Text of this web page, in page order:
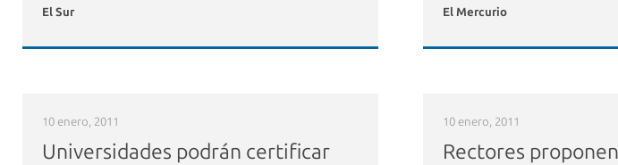
El Sur El Mercurio
10 enero, 2011
Universidades podrán certificar
10 enero, 2011
Rectores